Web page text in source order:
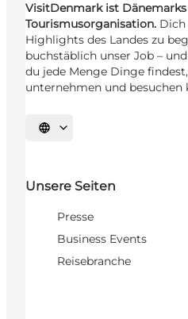
VisitDenmark ist
Tourismusorganisation.
Highlights des Landes zu
buchstäblich unser Job –
du jede Menge Dinge
unternehmen und besuchen
Sprache auswählen
Unsere Seiten
Presse
Business Events
Reisebranche